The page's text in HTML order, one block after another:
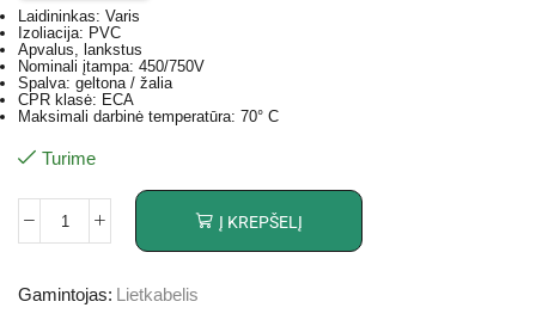
Laidininkas: Varis
Izoliacija: PVC
Apvalus, lankstus
Nominali įtampa: 450/750V
Spalva: geltona / žalia
CPR klasė: ECA
Maksimali darbinė temperatūra: 70° C
Turime
Į KREPŠELĮ
Gamintojas:
Lietkabelis